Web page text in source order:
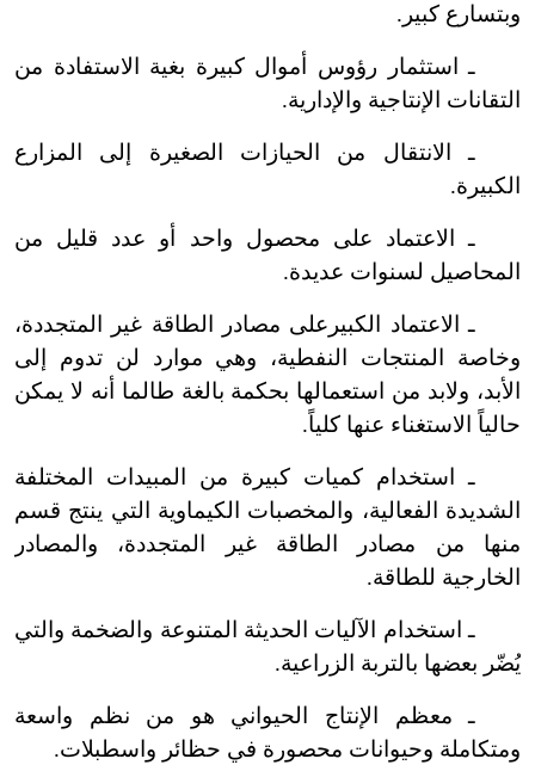
وبتسارع كبير.
ـ استثمار رؤوس أموال كبيرة بغية الاستفادة من
التقانات الإنتاجية والإدارية.
ـ الانتقال من الحيازات الصغيرة إلى المزارع
الكبيرة.
ـ الاعتماد على محصول واحد أو عدد قليل من
المحاصيل لسنوات عديدة.
ـ الاعتماد الكبيرعلى مصادر الطاقة غير المتجددة،
وخاصة المنتجات النفطية، وهي موارد لن تدوم إلى
الأبد، ولابد من استعمالها بحكمة بالغة طالما أنه لا يمكن
حالياً الاستغناء عنها كلياً.
ـ استخدام كميات كبيرة من المبيدات المختلفة
الشديدة الفعالية، والمخصبات الكيماوية التي ينتج قسم
منها من مصادر الطاقة غير المتجددة، والمصادر
الخارجية للطاقة.
ـ استخدام الآليات الحديثة المتنوعة والضخمة والتي
يُضّر بعضها بالتربة الزراعية.
ـ معظم الإنتاج الحيواني هو من نظم واسعة
ومتكاملة وحيوانات محصورة في حظائر واسطبلات.